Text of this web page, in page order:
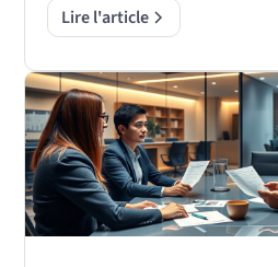
Lire l'article